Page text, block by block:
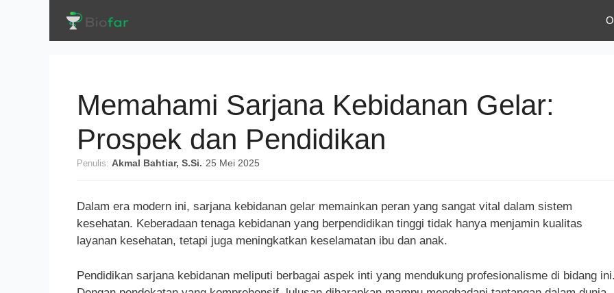
Memahami Sarjana Kebidanan Gelar:
Prospek dan Pendidikan
Penulis: Akmal Bahtiar, S.Si. · 25 Mei 2025
Dalam era modern ini, sarjana kebidanan gelar memainkan peran yang sangat vital dalam sistem
kesehatan. Keberadaan tenaga kebidanan yang berpendidikan tinggi tidak hanya menjamin kualitas
layanan kesehatan, tetapi juga meningkatkan keselamatan ibu dan anak.
Pendidikan sarjana kebidanan meliputi berbagai aspek inti yang mendukung profesionalisme di bidang